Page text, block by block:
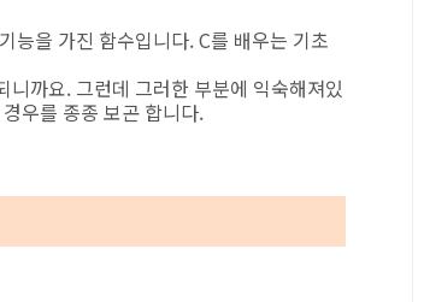
을 가진 함수입니다. C를 배우는 기초
까요. 그런데 그러한 부분에 익숙해져있
우를 종종 보곤 합니다.